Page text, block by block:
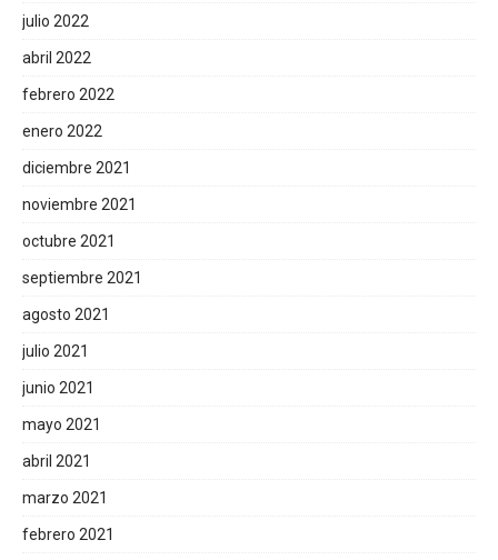
julio 2022
abril 2022
febrero 2022
enero 2022
diciembre 2021
noviembre 2021
octubre 2021
septiembre 2021
agosto 2021
julio 2021
junio 2021
mayo 2021
abril 2021
marzo 2021
febrero 2021